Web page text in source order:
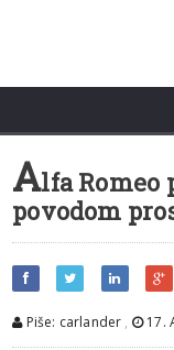
Alfa Romeo
povodom
Piše: carlander , 17.